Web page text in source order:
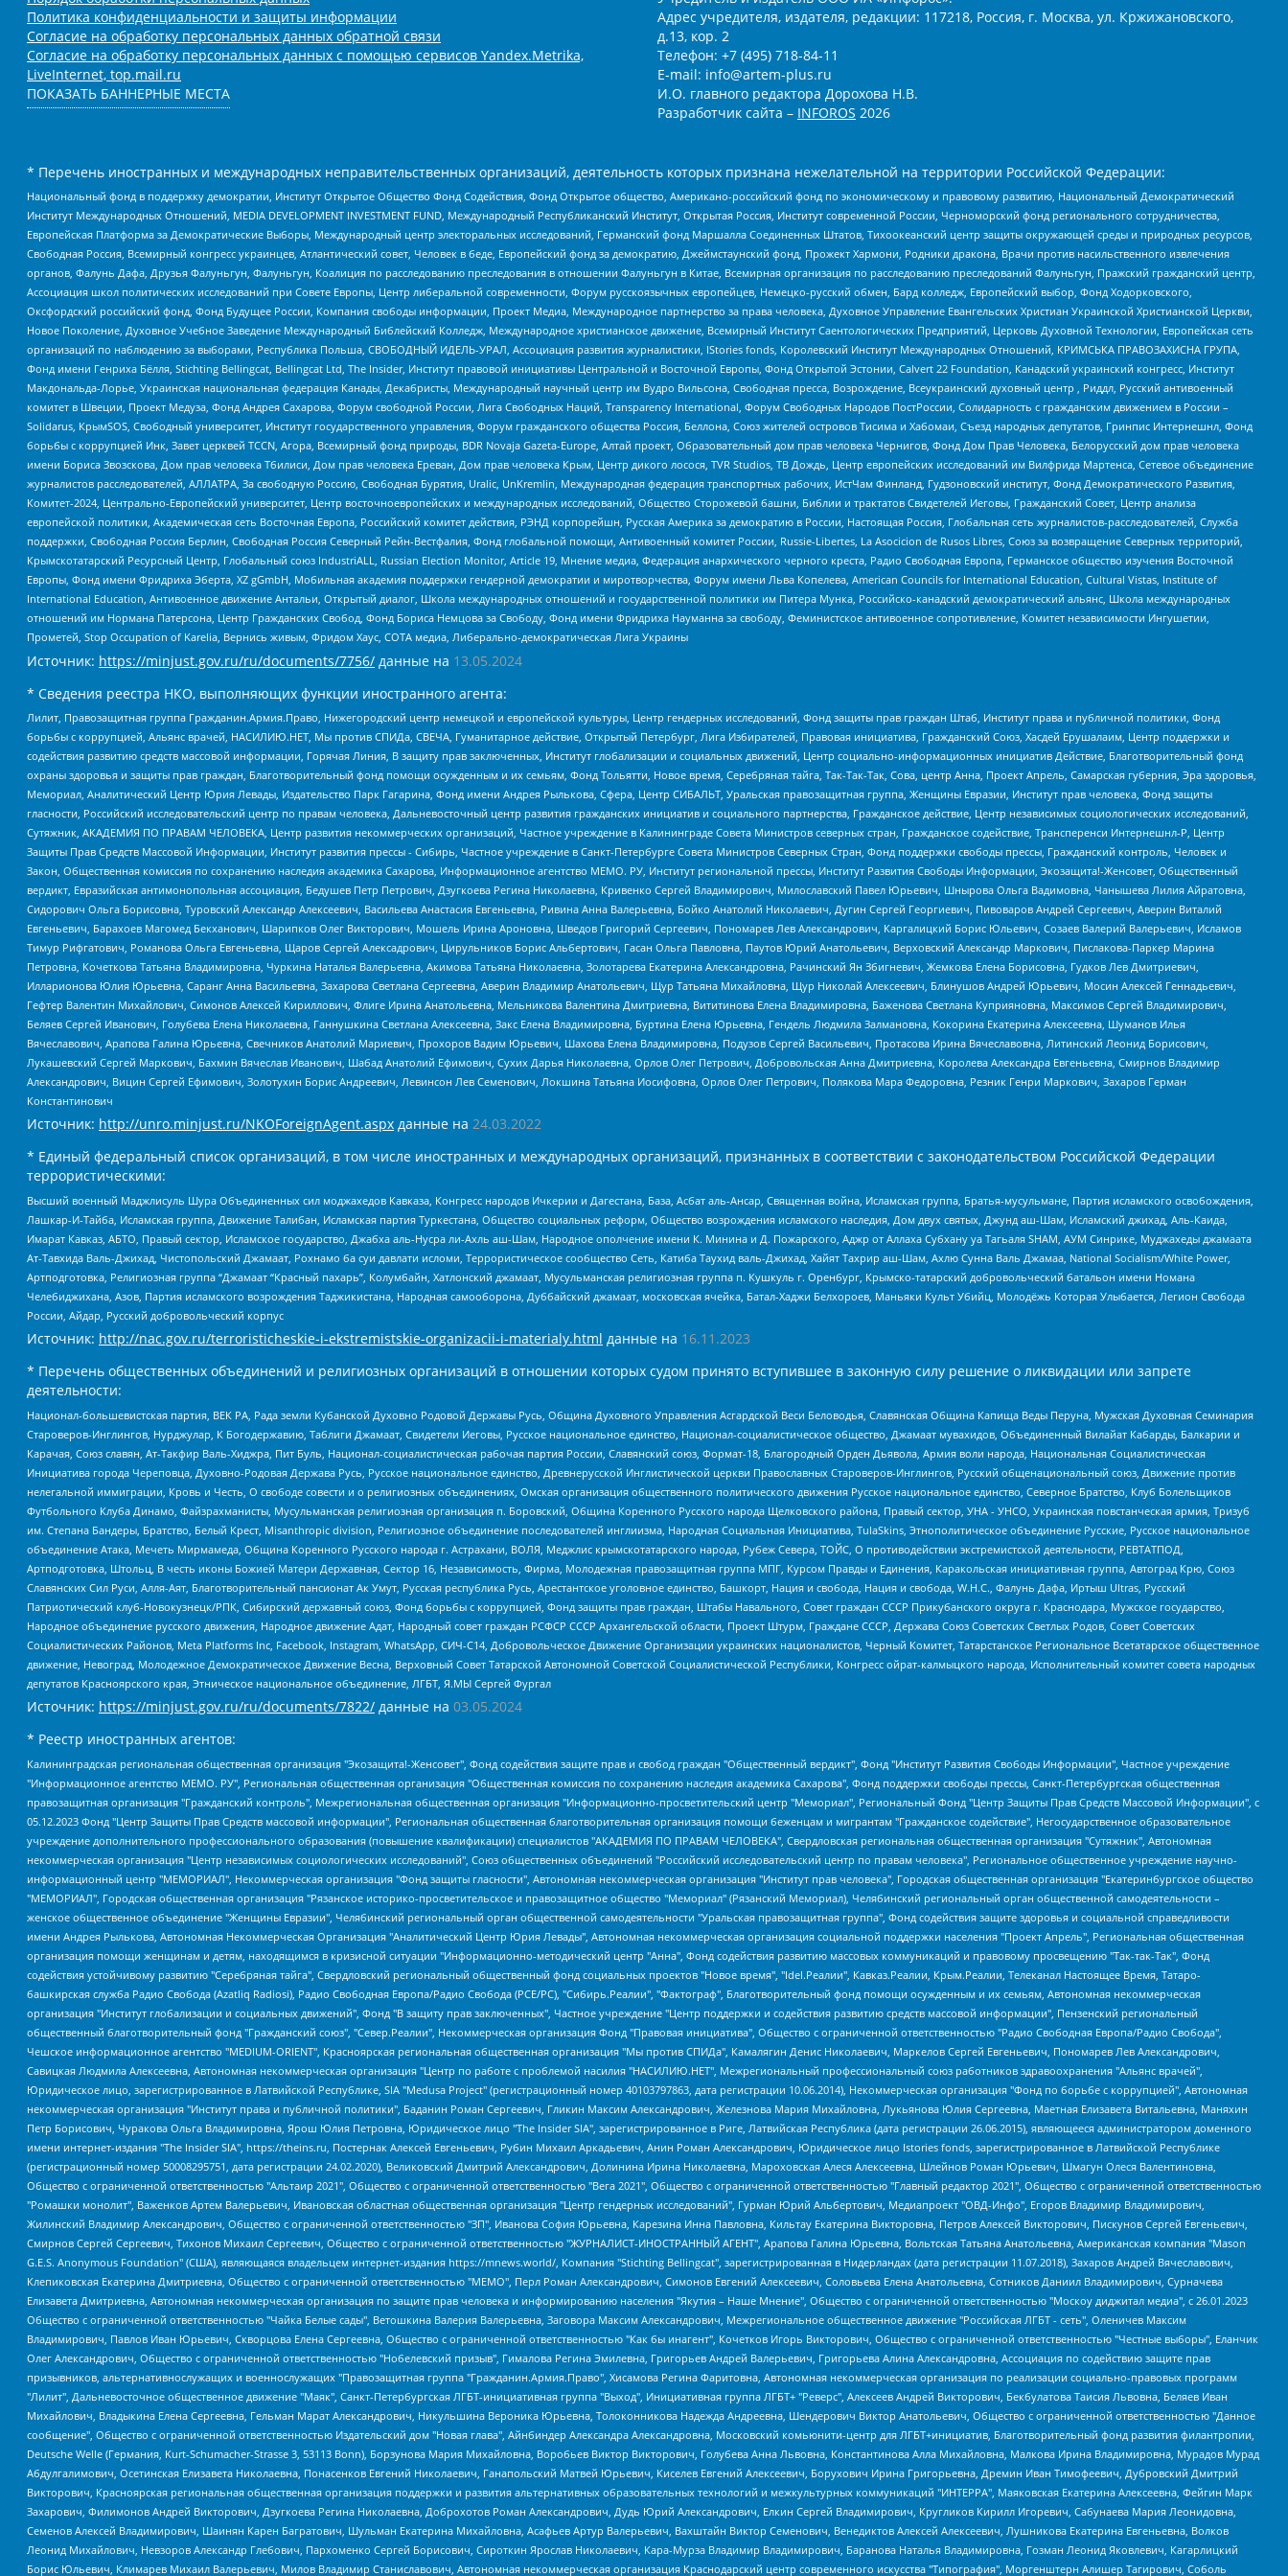
Политика конфиденциальности и защиты информации
Согласие на обработку персональных данных обратной связи
Согласие на обработку персональных данных с помощью сервисов Yandex.Metrika,
LiveInternet, top.mail.ru
ПОКАЗАТЬ БАННЕРНЫЕ МЕСТА
Адрес учредителя, издателя, редакции: 117218, Россия, г. Москва, ул. Кржижановского,
д.13, кор. 2
Телефон: +7 (495) 718-84-11
E-mail: info@artem-plus.ru
И.О. главного редактора Дорохова Н.В.
Разработчик сайта – INFOROS 2026
* Перечень иностранных и международных неправительственных организаций, деятельность которых признана нежелательной на территории Российской Федерации:
Национальный фонд в поддержку демократии, Институт Открытое Общество Фонд Содействия, Фонд Открытое общество, Американо-российский фонд по экономическому и правовому развитию, Национальный Демократический
Институт Международных Отношений, MEDIA DEVELOPMENT INVESTMENT FUND, Международный Республиканский Институт, Открытая Россия, Институт современной России, Черноморский фонд регионального сотрудничества,
Европейская Платформа за Демократические Выборы, Международный центр электоральных исследований, Германский фонд Маршалла Соединенных Штатов, Тихоокеанский центр защиты окружающей среды и природных ресурсов,
Свободная Россия, Всемирный конгресс украинцев, Атлантический совет, Человек в беде, Европейский фонд за демократию, Джеймстаунский фонд, Прожект Хармони, Родники дракона, Врачи против насильственного извлечения
органов, Фалунь Дафа, Друзья Фалуньгун, Фалуньгун, Коалиция по расследованию преследования в отношении Фалуньгун в Китае, Всемирная организация по расследованию преследований Фалуньгун, Пражский гражданский центр,
Ассоциация школ политических исследований при Совете Европы, Центр либеральной современности, Форум русскоязычных европейцев, Немецко-русский обмен, Бард колледж, Европейский выбор, Фонд Ходорковского,
Оксфордский российский фонд, Фонд Будущее России, Компания свободы информации, Проект Медиа, Международное партнерство за права человека, Духовное Управление Евангельских Христиан Украинской Христианской Церкви,
Новое Поколение, Духовное Учебное Заведение Международный Библейский Колледж, Международное христианское движение, Всемирный Институт Саентологических Предприятий, Церковь Духовной Технологии, Европейская сеть
организаций по наблюдению за выборами, Республика Польша, СВОБОДНЫЙ ИДЕЛЬ-УРАЛ, Ассоциация развития журналистики, IStories fonds, Королевский Институт Международных Отношений, КРИМСЬКА ПРАВОЗАХИСНА ГРУПА,
Фонд имени Генриха Бёлля, Stichting Bellingcat, Bellingcat Ltd, The Insider, Институт правовой инициативы Центральной и Восточной Европы, Фонд Открытой Эстонии, Calvert 22 Foundation, Канадский украинский конгресс, Институт
Макдональда-Лорье, Украинская национальная федерация Канады, Декабристы, Международный научный центр им Вудро Вильсона, Свободная пресса, Возрождение, Всеукраинский духовный центр , Риддл, Русский антивоенный
комитет в Швеции, Проект Медуза, Фонд Андрея Сахарова, Форум свободной России, Лига Свободных Наций, Transparеncy International, Форум Свободных Народов ПостРоссии, Солидарность с гражданским движением в России –
Solidarus, КрымSOS, Свободный университет, Институт государственного управления, Форум гражданского общества Россия, Беллона, Союз жителей островов Тисима и Хабомаи, Съезд народных депутатов, Гринпис Интернешнл, Фонд
борьбы с коррупцией Инк, Завет церквей TCCN, Агора, Всемирный фонд природы, BDR Novaja Gazeta-Europe, Алтай проект, Образовательный дом прав человека Чернигов, Фонд Дом Прав Человека, Белорусский дом прав человека
имени Бориса Звозскова, Дом прав человека Тбилиси, Дом прав человека Ереван, Дом прав человека Крым, Центр дикого лосося, TVR Studios, ТВ Дождь, Центр европейских исследований им Вилфрида Мартенса, Сетевое объединение
журналистов расследователей, АЛЛАТРА, За свободную Россию, Свободная Бурятия, Uralic, UnKremlin, Международная федерация транспортных рабочих, ИстЧам Финланд, Гудзоновский институт, Фонд Демократического Развития,
Комитет-2024, Центрально-Европейский университет, Центр восточноевропейских и международных исследований, Общество Сторожевой башни, Библии и трактатов Свидетелей Иеговы, Гражданский Совет, Центр анализа
европейской политики, Академическая сеть Восточная Европа, Российский комитет действия, РЭНД корпорейшн, Русская Америка за демократию в России, Настоящая Россия, Глобальная сеть журналистов-расследователей, Служба
поддержки, Свободная Россия Берлин, Свободная Россия Северный Рейн-Вестфалия, Фонд глобальной помощи, Антивоенный комитет России, Russie-Libertes, La Asocicion de Rusos Libres, Союз за возвращение Северных территорий,
Крымскотатарский Ресурсный Центр, Глобальный союз IndustriALL, Russian Election Monitor, Article 19, Мнение медиа, Федерация анархического черного креста, Радио Свободная Европа, Германское общество изучения Восточной
Европы, Фонд имени Фридриха Эберта, XZ gGmbH, Мобильная академия поддержки гендерной демократии и миротворчества, Форум имени Льва Копелева, American Councils for International Education, Cultural Vistas, Institute of
International Education, Антивоенное движение Антальи, Открытый диалог, Школа международных отношений и государственной политики им Питера Мунка, Российско-канадский демократический альянс, Школа международных
отношений им Нормана Патерсона, Центр Гражданских Свобод, Фонд Бориса Немцова за Свободу, Фонд имени Фридриха Науманна за свободу, Феминистское антивоенное сопротивление, Комитет независимости Ингушетии,
Прометей, Stop Occupation of Karelia, Вернись живым, Фридом Хаус, СОТА медиа, Либерально-демократическая Лига Украины
Источник: https://minjust.gov.ru/ru/documents/7756/ данные на 13.05.2024
* Сведения реестра НКО, выполняющих функции иностранного агента:
Лилит, Правозащитная группа Гражданин.Армия.Право, Нижегородский центр немецкой и европейской культуры, Центр гендерных исследований, Фонд защиты прав граждан Штаб, Институт права и публичной политики, Фонд
борьбы с коррупцией, Альянс врачей, НАСИЛИЮ.НЕТ, Мы против СПИДа, СВЕЧА, Гуманитарное действие, Открытый Петербург, Лига Избирателей, Правовая инициатива, Гражданский Союз, Хасдей Ерушалаим, Центр поддержки и
содействия развитию средств массовой информации, Горячая Линия, В защиту прав заключенных, Институт глобализации и социальных движений, Центр социально-информационных инициатив Действие, Благотворительный фонд
охраны здоровья и защиты прав граждан, Благотворительный фонд помощи осужденным и их семьям, Фонд Тольятти, Новое время, Серебряная тайга, Так-Так-Так, Сова, центр Анна, Проект Апрель, Самарская губерния, Эра здоровья,
Мемориал, Аналитический Центр Юрия Левады, Издательство Парк Гагарина, Фонд имени Андрея Рылькова, Сфера, Центр СИБАЛЬТ, Уральская правозащитная группа, Женщины Евразии, Институт прав человека, Фонд защиты
гласности, Российский исследовательский центр по правам человека, Дальневосточный центр развития гражданских инициатив и социального партнерства, Гражданское действие, Центр независимых социологических исследований,
Сутяжник, АКАДЕМИЯ ПО ПРАВАМ ЧЕЛОВЕКА, Центр развития некоммерческих организаций, Частное учреждение в Калининграде Совета Министров северных стран, Гражданское содействие, Трансперенси Интернешнл-Р, Центр
Защиты Прав Средств Массовой Информации, Институт развития прессы - Сибирь, Частное учреждение в Санкт-Петербурге Совета Министров Северных Стран, Фонд поддержки свободы прессы, Гражданский контроль, Человек и
Закон, Общественная комиссия по сохранению наследия академика Сахарова, Информационное агентство МЕМО. РУ, Институт региональной прессы, Институт Развития Свободы Информации, Экозащита!-Женсовет, Общественный
вердикт, Евразийская антимонопольная ассоциация, Бедушев Петр Петрович, Дзугкоева Регина Николаевна, Кривенко Сергей Владимирович, Милославский Павел Юрьевич, Шнырова Ольга Вадимовна, Чанышева Лилия Айратовна,
Сидорович Ольга Борисовна, Туровский Александр Алексеевич, Васильева Анастасия Евгеньевна, Ривина Анна Валерьевна, Бойко Анатолий Николаевич, Дугин Сергей Георгиевич, Пивоваров Андрей Сергеевич, Аверин Виталий
Евгеньевич, Барахоев Магомед Бекханович, Шарипков Олег Викторович, Мошель Ирина Ароновна, Шведов Григорий Сергеевич, Пономарев Лев Александрович, Каргалицкий Борис Юльевич, Созаев Валерий Валерьевич, Исламов
Тимур Рифгатович, Романова Ольга Евгеньевна, Щаров Сергей Алексадрович, Цирульников Борис Альбертович, Гасан Ольга Павловна, Паутов Юрий Анатольевич, Верховский Александр Маркович, Пислакова-Паркер Марина
Петровна, Кочеткова Татьяна Владимировна, Чуркина Наталья Валерьевна, Акимова Татьяна Николаевна, Золотарева Екатерина Александровна, Рачинский Ян Збигневич, Жемкова Елена Борисовна, Гудков Лев Дмитриевич,
Илларионова Юлия Юрьевна, Саранг Анна Васильевна, Захарова Светлана Сергеевна, Аверин Владимир Анатольевич, Щур Татьяна Михайловна, Щур Николай Алексеевич, Блинушов Андрей Юрьевич, Мосин Алексей Геннадьевич,
Гефтер Валентин Михайлович, Симонов Алексей Кириллович, Флиге Ирина Анатольевна, Мельникова Валентина Дмитриевна, Вититинова Елена Владимировна, Баженова Светлана Куприяновна, Максимов Сергей Владимирович,
Беляев Сергей Иванович, Голубева Елена Николаевна, Ганнушкина Светлана Алексеевна, Закс Елена Владимировна, Буртина Елена Юрьевна, Гендель Людмила Залмановна, Кокорина Екатерина Алексеевна, Шуманов Илья
Вячеславович, Арапова Галина Юрьевна, Свечников Анатолий Мариевич, Прохоров Вадим Юрьевич, Шахова Елена Владимировна, Подузов Сергей Васильевич, Протасова Ирина Вячеславовна, Литинский Леонид Борисович,
Лукашевский Сергей Маркович, Бахмин Вячеслав Иванович, Шабад Анатолий Ефимович, Сухих Дарья Николаевна, Орлов Олег Петрович, Добровольская Анна Дмитриевна, Королева Александра Евгеньевна, Смирнов Владимир
Александрович, Вицин Сергей Ефимович, Золотухин Борис Андреевич, Левинсон Лев Семенович, Локшина Татьяна Иосифовна, Орлов Олег Петрович, Полякова Мара Федоровна, Резник Генри Маркович, Захаров Герман
Константинович
Источник: http://unro.minjust.ru/NKOForeignAgent.aspx данные на 24.03.2022
* Единый федеральный список организаций, в том числе иностранных и международных организаций, признанных в соответствии с законодательством Российской Федерации
террористическими:
Высший военный Маджлисуль Шура Объединенных сил моджахедов Кавказа, Конгресс народов Ичкерии и Дагестана, База, Асбат аль-Ансар, Священная война, Исламская группа, Братья-мусульмане, Партия исламского освобождения,
Лашкар-И-Тайба, Исламская группа, Движение Талибан, Исламская партия Туркестана, Общество социальных реформ, Общество возрождения исламского наследия, Дом двух святых, Джунд аш-Шам, Исламский джихад, Аль-Каида,
Имарат Кавказ, АБТО, Правый сектор, Исламское государство, Джабха аль-Нусра ли-Ахль аш-Шам, Народное ополчение имени К. Минина и Д. Пожарского, Аджр от Аллаха Субхану уа Тагьаля SHAM, АУМ Синрике, Муджахеды джамаата
Ат-Тавхида Валь-Джихад, Чистопольский Джамаат, Рохнамо ба суи давлати исломи, Террористическое сообщество Сеть, Катиба Таухид валь-Джихад, Хайят Тахрир аш-Шам, Ахлю Сунна Валь Джамаа, National Socialism/White Power,
Артподготовка, Религиозная группа “Джамаат “Красный пахарь”, Колумбайн, Хатлонский джамаат, Мусульманская религиозная группа п. Кушкуль г. Оренбург, Крымско-татарский добровольческий батальон имени Номана
Челебиджихана, Азов, Партия исламского возрождения Таджикистана, Народная самооборона, Дуббайский джамаат, московская ячейка, Батал-Хаджи Белхороев, Маньяки Культ Убийц, Молодёжь Которая Улыбается, Легион Свобода
России, Айдар, Русский добровольческий корпус
Источник: http://nac.gov.ru/terroristicheskie-i-ekstremistskie-organizacii-i-materialy.html данные на 16.11.2023
* Перечень общественных объединений и религиозных организаций в отношении которых судом принято вступившее в законную силу решение о ликвидации или запрете
деятельности:
Национал-большевистская партия, ВЕК РА, Рада земли Кубанской Духовно Родовой Державы Русь, Община Духовного Управления Асгардской Веси Беловодья, Славянская Община Капища Веды Перуна, Мужская Духовная Семинария
Староверов-Инглингов, Нурджулар, К Богодержавию, Таблиги Джамаат, Свидетели Иеговы, Русское национальное единство, Национал-социалистическое общество, Джамаат мувахидов, Объединенный Вилайат Кабарды, Балкарии и
Карачая, Союз славян, Ат-Такфир Валь-Хиджра, Пит Буль, Национал-социалистическая рабочая партия России, Славянский союз, Формат-18, Благородный Орден Дьявола, Армия воли народа, Национальная Социалистическая
Инициатива города Череповца, Духовно-Родовая Держава Русь, Русское национальное единство, Древнерусской Инглистической церкви Православных Староверов-Инглингов, Русский общенациональный союз, Движение против
нелегальной иммиграции, Кровь и Честь, О свободе совести и о религиозных объединениях, Омская организация общественного политического движения Русское национальное единство, Северное Братство, Клуб Болельщиков
Футбольного Клуба Динамо, Файзрахманисты, Мусульманская религиозная организация п. Боровский, Община Коренного Русского народа Щелковского района, Правый сектор, УНА - УНСО, Украинская повстанческая армия, Тризуб
им. Степана Бандеры, Братство, Белый Крест, Misanthropic division, Религиозное объединение последователей инглиизма, Народная Социальная Инициатива, TulaSkins, Этнополитическое объединение Русские, Русское национальное
объединение Атака, Мечеть Мирмамеда, Община Коренного Русского народа г. Астрахани, ВОЛЯ, Меджлис крымскотатарского народа, Рубеж Севера, ТОЙС, О противодействии экстремистской деятельности, РЕВТАТПОД,
Артподготовка, Штольц, В честь иконы Божией Матери Державная, Сектор 16, Независимость, Фирма, Молодежная правозащитная группа МПГ, Курсом Правды и Единения, Каракольская инициативная группа, Автоград Крю, Союз
Славянских Сил Руси, Алля-Аят, Благотворительный пансионат Ак Умут, Русская республика Русь, Арестантское уголовное единство, Башкорт, Нация и свобода, Нация и свобода, W.H.С., Фалунь Дафа, Иртыш Ultras, Русский
Патриотический клуб-Новокузнецк/РПК, Сибирский державный союз, Фонд борьбы с коррупцией, Фонд защиты прав граждан, Штабы Навального, Совет граждан СССР Прикубанского округа г. Краснодара, Мужское государство,
Народное объединение русского движения, Народное движение Адат, Народный совет граждан РСФСР СССР Архангельской области, Проект Штурм, Граждане СССР, Держава Союз Советских Светлых Родов, Совет Советских
Социалистических Районов, Meta Platforms Inc, Facebook, Instagram, WhatsApp, СИЧ-С14, Добровольческое Движение Организации украинских националистов, Черный Комитет, Татарстанское Региональное Всетатарское общественное
движение, Невоград, Молодежное Демократическое Движение Весна, Верховный Совет Татарской Автономной Советской Социалистической Республики, Конгресс ойрат-калмыцкого народа, Исполнительный комитет совета народных
депутатов Красноярского края, Этническое национальное объединение, ЛГБТ, Я.МЫ Сергей Фургал
Источник: https://minjust.gov.ru/ru/documents/7822/ данные на 03.05.2024
* Реестр иностранных агентов:
Калининградская региональная общественная организация "Экозащита!-Женсовет", Фонд содействия защите прав и свобод граждан "Общественный вердикт", Фонд "Институт Развития Свободы Информации", Частное учреждение "Информационное агентство МЕМО. РУ", Региональная общественная организация "Общественная комиссия по сохранению наследия академика Сахарова", Фонд поддержки свободы прессы, Санкт-Петербургская общественная правозащитная организация "Гражданский контроль", Межрегиональная общественная организация "Информационно-просветительский центр "Мемориал", Региональный Фонд "Центр Защиты Прав Средств Массовой Информации", с 05.12.2023 Фонд "Центр Защиты Прав Средств массовой информации", Региональная общественная благотворительная организация помощи беженцам и мигрантам "Гражданское содействие", Негосударственное образовательное учреждение дополнительного профессионального образования (повышение квалификации) специалистов "АКАДЕМИЯ ПО ПРАВАМ ЧЕЛОВЕКА", Свердловская региональная общественная организация "Сутяжник", Автономная некоммерческая организация "Центр независимых социологических исследований", Союз общественных объединений "Российский исследовательский центр по правам человека", Региональное общественное учреждение научно-информационный центр "МЕМОРИАЛ", Некоммерческая организация "Фонд защиты гласности", Автономная некоммерческая организация "Институт прав человека", Городская общественная организация "Екатеринбургское общество "МЕМОРИАЛ", Городская общественная организация "Рязанское историко-просветительское и правозащитное общество "Мемориал" (Рязанский Мемориал), Челябинский региональный орган общественной самодеятельности – женское общественное объединение "Женщины Евразии", Челябинский региональный орган общественной самодеятельности "Уральская правозащитная группа", Фонд содействия защите здоровья и социальной справедливости имени Андрея Рылькова, Автономная Некоммерческая Организация "Аналитический Центр Юрия Левады", Автономная некоммерческая организация социальной поддержки населения "Проект Апрель", Региональная общественная организация помощи женщинам и детям, находящимся в кризисной ситуации "Информационно-методический центр "Анна", Фонд содействия развитию массовых коммуникаций и правовому просвещению "Так-так-Так", Фонд содействия устойчивому развитию "Серебряная тайга", Свердловский региональный общественный фонд социальных проектов "Новое время", "Idel.Реалии", Кавказ.Реалии, Крым.Реалии, Телеканал Настоящее Время, Татаро-башкирская служба Радио Свобода (Azatliq Radiosi), Радио Свободная Европа/Радио Свобода (PCE/PC), "Сибирь.Реалии", "Фактограф", Благотворительный фонд помощи осужденным и их семьям, Автономная некоммерческая организация "Институт глобализации и социальных движений", Фонд "В защиту прав заключенных", Частное учреждение "Центр поддержки и содействия развитию средств массовой информации", Пензенский региональный общественный благотворительный фонд "Гражданский союз", "Север.Реалии", Некоммерческая организация Фонд "Правовая инициатива", Общество с ограниченной ответственностью "Радио Свободная Европа/Радио Свобода", Чешское информационное агентство "MEDIUM-ORIENT", Красноярская региональная общественная организация "Мы против СПИДа", Камалягин Денис Николаевич, Маркелов Сергей Евгеньевич, Пономарев Лев Александрович, Савицкая Людмила Алексеевна, Автономная некоммерческая организация "Центр по работе с проблемой насилия "НАСИЛИЮ.НЕТ", Межрегиональный профессиональный союз работников здравоохранения "Альянс врачей", Юридическое лицо, зарегистрированное в Латвийской Республике, SIA "Medusa Project" (регистрационный номер 40103797863, дата регистрации 10.06.2014), Некоммерческая организация "Фонд по борьбе с коррупцией", Автономная некоммерческая организация "Институт права и публичной политики", Баданин Роман Сергеевич, Гликин Максим Александрович, Железнова Мария Михайловна, Лукьянова Юлия Сергеевна, Маетная Елизавета Витальевна, Маняхин Петр Борисович, Чуракова Ольга Владимировна, Ярош Юлия Петровна, Юридическое лицо "The Insider SIA", зарегистрированное в Риге, Латвийская Республика (дата регистрации 26.06.2015), являющееся администратором доменного имени интернет-издания "The Insider SIA", https://theins.ru, Постернак Алексей Евгеньевич, Рубин Михаил Аркадьевич, Анин Роман Александрович, Юридическое лицо Istories fonds, зарегистрированное в Латвийской Республике (регистрационный номер 50008295751, дата регистрации 24.02.2020), Великовский Дмитрий Александрович, Долинина Ирина Николаевна, Мароховская Алеся Алексеевна, Шлейнов Роман Юрьевич, Шмагун Олеся Валентиновна, Общество с ограниченной ответственностью "Альтаир 2021", Общество с ограниченной ответственностью "Вега 2021", Общество с ограниченной ответственностью "Главный редактор 2021", Общество с ограниченной ответственностью "Ромашки монолит", Важенков Артем Валерьевич, Ивановская областная общественная организация "Центр гендерных исследований", Гурман Юрий Альбертович, Медиапроект "ОВД-Инфо", Егоров Владимир Владимирович, Жилинский Владимир Александрович, Общество с ограниченной ответственностью "ЗП", Иванова София Юрьевна, Карезина Инна Павловна, Кильтау Екатерина Викторовна, Петров Алексей Викторович, Пискунов Сергей Евгеньевич, Смирнов Сергей Сергеевич, Тихонов Михаил Сергеевич, Общество с ограниченной ответственностью "ЖУРНАЛИСТ-ИНОСТРАННЫЙ АГЕНТ", Арапова Галина Юрьевна, Вольтская Татьяна Анатольевна, Американская компания "Mason G.E.S. Anonymous Foundation" (США), являющаяся владельцем интернет-издания https://mnews.world/, Компания "Stichting Bellingcat", зарегистрированная в Нидерландах (дата регистрации 11.07.2018), Захаров Андрей Вячеславович, Клепиковская Екатерина Дмитриевна, Общество с ограниченной ответственностью "МЕМО", Перл Роман Александрович, Симонов Евгений Алексеевич, Соловьева Елена Анатольевна, Сотников Даниил Владимирович, Сурначева Елизавета Дмитриевна, Автономная некоммерческая организация по защите прав человека и информированию населения "Якутия – Наше Мнение", Общество с ограниченной ответственностью "Москоу диджитал медиа", с 26.01.2023 Общество с ограниченной ответственностью "Чайка Белые сады", Ветошкина Валерия Валерьевна, Заговора Максим Александрович, Межрегиональное общественное движение "Российская ЛГБТ - сеть", Оленичев Максим Владимирович, Павлов Иван Юрьевич, Скворцова Елена Сергеевна, Общество с ограниченной ответственностью "Как бы инагент", Кочетков Игорь Викторович, Общество с ограниченной ответственностью "Честные выборы", Еланчик Олег Александрович, Общество с ограниченной ответственностью "Нобелевский призыв", Гималова Регина Эмилевна, Григорьев Андрей Валерьевич, Григорьева Алина Александровна, Ассоциация по содействию защите прав призывников, альтернативнослужащих и военнослужащих "Правозащитная группа "Гражданин.Армия.Право", Хисамова Регина Фаритовна, Автономная некоммерческая организация по реализации социально-правовых программ "Лилит", Дальневосточное общественное движение "Маяк", Санкт-Петербургская ЛГБТ-инициативная группа "Выход", Инициативная группа ЛГБТ+ "Реверс", Алексеев Андрей Викторович, Бекбулатова Таисия Львовна, Беляев Иван Михайлович, Владыкина Елена Сергеевна, Гельман Марат Александрович, Никульшина Вероника Юрьевна, Толоконникова Надежда Андреевна, Шендерович Виктор Анатольевич, Общество с ограниченной ответственностью "Данное сообщение", Общество с ограниченной ответственностью Издательский дом "Новая глава", Айнбиндер Александра Александровна, Московский комьюнити-центр для ЛГБТ+инициатив, Благотворительный фонд развития филантропии, Deutsche Welle (Германия, Kurt-Schumacher-Strasse 3, 53113 Bonn), Борзунова Мария Михайловна, Воробьев Виктор Викторович, Голубева Анна Львовна, Константинова Алла Михайловна, Малкова Ирина Владимировна, Мурадов Мурад Абдулгалимович, Осетинская Елизавета Николаевна, Понасенков Евгений Николаевич, Ганапольский Матвей Юрьевич, Киселев Евгений Алексеевич, Борухович Ирина Григорьевна, Дремин Иван Тимофеевич, Дубровский Дмитрий Викторович, Красноярская региональная общественная организация поддержки и развития альтернативных образовательных технологий и межкультурных коммуникаций "ИНТЕРРА", Маяковская Екатерина Алексеевна, Фейгин Марк Захарович, Филимонов Андрей Викторович, Дзугкоева Регина Николаевна, Доброхотов Роман Александрович, Дудь Юрий Александрович, Елкин Сергей Владимирович, Кругликов Кирилл Игоревич, Сабунаева Мария Леонидовна, Семенов Алексей Владимирович, Шаинян Карен Багратович, Шульман Екатерина Михайловна, Асафьев Артур Валерьевич, Вахштайн Виктор Семенович, Венедиктов Алексей Алексеевич, Лушникова Екатерина Евгеньевна, Волков Леонид Михайлович, Невзоров Александр Глебович, Пархоменко Сергей Борисович, Сироткин Ярослав Николаевич, Кара-Мурза Владимир Владимирович, Баранова Наталья Владимировна, Гозман Леонид Яковлевич, Кагарлицкий Борис Юльевич, Климарев Михаил Валерьевич, Милов Владимир Станиславович, Автономная некоммерческая организация Краснодарский центр современного искусства "Типография", Моргенштерн Алишер Тагирович, Соболь Любовь Эдуардовна, Общество с ограниченной ответственностью "ЛИЗА НОРМ", Каспаров Гарри Кимович, Ходорковский Михаил Борисович, Общество с ограниченной ответственностью "Апрельские тезисы", Данилович Ирина Брониславовна, Кашин Олег Владимирович, Петров Николай Владимирович, Пивоваров Алексей Владимирович, Соколов Михаил Владимирович, Цветкова Юлия Владимировна, Чичваркин Евгений Александрович, Комитет против пыток/Команда против пыток, Общество с ограниченной ответственностью "Первый научный", Общество с ограниченной ответственностью "Вертолет и ко", Белоцерковская Вероника Борисовна, Кац Максим Евгеньевич, Лазарева Татьяна Юрьевна, Шаведдинов Руслан Табризович, Яшин Илья Валерьевич, Общество с ограниченной ответственностью "Иноагент ААВ", Алешковский Дмитрий Петрович, Альбац Евгения Марковна, Быков Дмитрий Львович, Галямина Юлия Евгеньевна, Лойко Сергей Леонидович, Мартынов Кирилл Константинович, Медведев Сергей Александрович, Крашенинников Федор Геннадиевич, Гордеева Катерина Вл